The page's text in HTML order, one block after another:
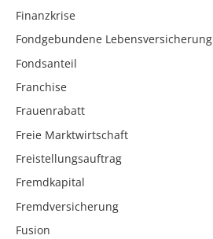
Finanzkrise
Fondgebundene Lebensversicherung
Fondsanteil
Franchise
Frauenrabatt
Freie Marktwirtschaft
Freistellungsauftrag
Fremdkapital
Fremdversicherung
Fusion